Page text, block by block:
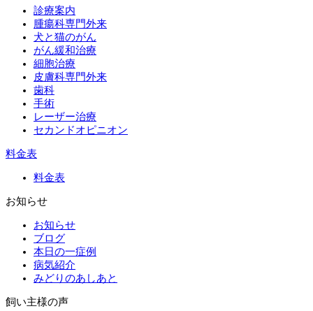
診療案内
腫瘍科専門外来
犬と猫のがん
がん緩和治療
細胞治療
皮膚科専門外来
歯科
手術
レーザー治療
セカンドオピニオン
料金表
料金表
お知らせ
お知らせ
ブログ
本日の一症例
病気紹介
みどりのあしあと
飼い主様の声